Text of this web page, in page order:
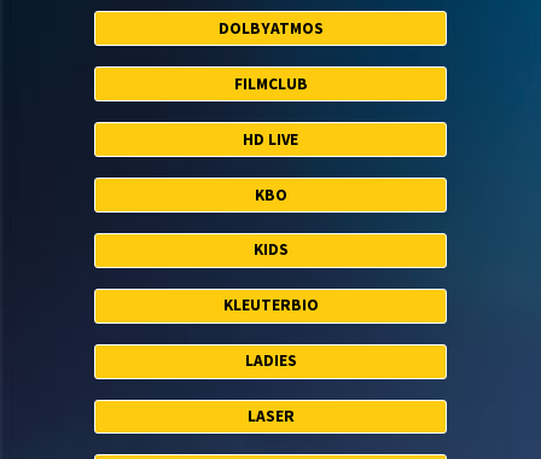
DOLBYATMOS
FILMCLUB
HD LIVE
KBO
KIDS
KLEUTERBIO
LADIES
LASER